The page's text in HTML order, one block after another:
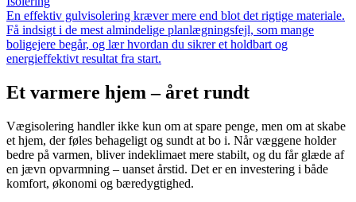
En effektiv gulvisolering kræver mere end blot det rigtige materiale.
Få indsigt i de mest almindelige planlægningsfejl, som mange
boligejere begår, og lær hvordan du sikrer et holdbart og
energieffektivt resultat fra start.
Et varmere hjem – året rundt
Vægisolering handler ikke kun om at spare penge, men om at skabe
et hjem, der føles behageligt og sundt at bo i. Når væggene holder
bedre på varmen, bliver indeklimaet mere stabilt, og du får glæde af
en jævn opvarmning – uanset årstid. Det er en investering i både
komfort, økonomi og bæredygtighed.